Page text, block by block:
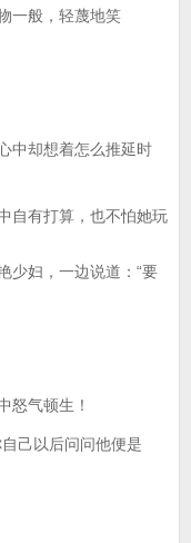
一般，轻蔑地笑
却想着怎么推延时
有打算，也不怕她玩
少妇，一边说道：“要
气顿生！
己以后问问他便是